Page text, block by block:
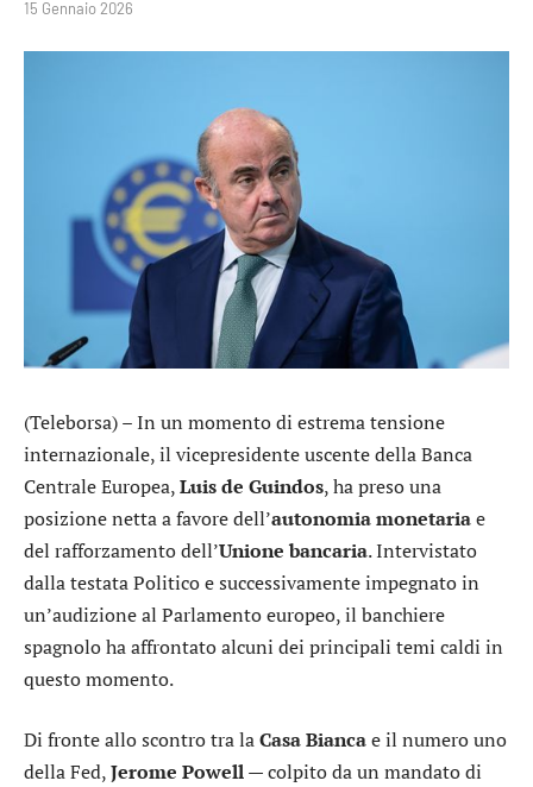
15 Gennaio 2026
(Teleborsa) – In un momento di estrema tensione
internazionale, il vicepresidente uscente della Banca
Centrale Europea,Luis de Guindos, ha preso una
posizione netta a favore dell’autonomia monetariae
del rafforzamento dell’Unione bancaria. Intervistato
dalla testata Politico e successivamente impegnato in
un’audizione al Parlamento europeo, il banchiere
spagnolo ha affrontato alcuni dei principali temi caldi in
questo momento.
Di fronte allo scontro tra laCasaBiancae il numero uno
della Fed,Jerome Powell— colpito da un mandato di